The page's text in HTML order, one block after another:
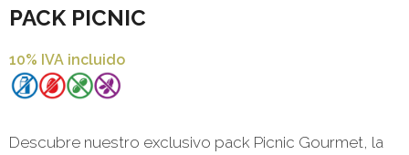
PACK PICNIC
10% IVA incluido
Descubre nuestro exclusivo pack Picnic Gourmet, la